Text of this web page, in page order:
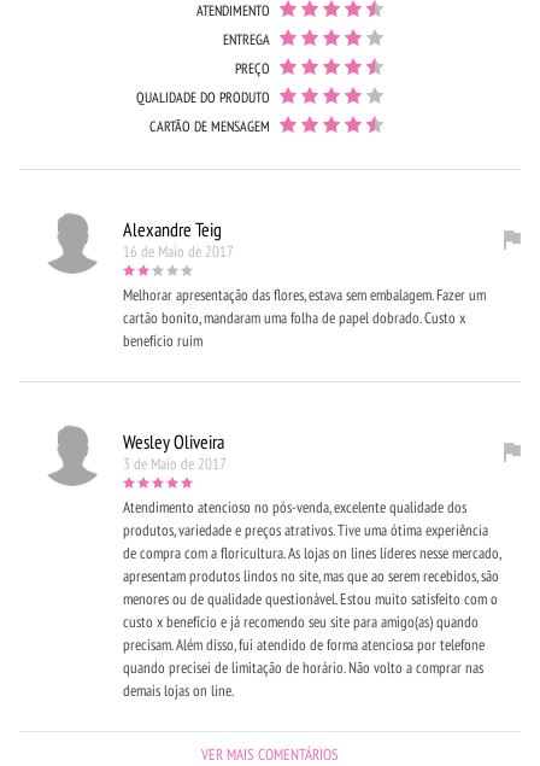
ATENDIMENTO
ENTREGA
PREÇO
QUALIDADE DO PRODUTO
CARTÃO DE MENSAGEM
Alexandre Teig
16 de Maio de 2017
Melhorar apresentação das flores, estava sem embalagem. Fazer um
cartão bonito, mandaram uma folha de papel dobrado. Custo x
benefício ruim
Wesley Oliveira
3 de Maio de 2017
Atendimento atencioso no pós-venda, excelente qualidade dos
produtos, variedade e preços atrativos. Tive uma ótima experiência
de compra com a floricultura. As lojas on lines líderes nesse mercado,
apresentam produtos lindos no site, mas que ao serem recebidos, são
menores ou de qualidade questionável. Estou muito satisfeito com o
custo x benefício e já recomendo seu site para amigo(as) quando
precisam. Além disso, fui atendido de forma atenciosa por telefone
quando precisei de limitação de horário. Não volto a comprar nas
demais lojas on line.
VER MAIS COMENTÁRIOS